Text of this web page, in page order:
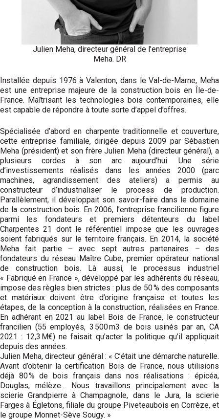
Julien Meha, directeur général de l’entreprise
Meha. DR
Installée depuis 1976 à Valenton, dans le Val-de-Marne, Meha
est une entreprise majeure de la construction bois en Île-de-
France. Maîtrisant les technologies bois contemporaines, elle
est capable de répondre à toute sorte d’appel d’offres.
Spécialisée d’abord en charpente traditionnelle et couverture,
cette entreprise familiale, dirigée depuis 2009 par Sébastien
Meha (président) et son frère Julien Meha (directeur général), a
plusieurs cordes à son arc aujourd’hui. Une série
d’investissements réalisés dans les années 2000 (parc
machines, agrandissement des ateliers) a permis au
constructeur d’industrialiser le process de production.
Parallèlement, il développait son savoir-faire dans le domaine
de la construction bois. En 2006, l’entreprise francilienne figure
parmi les fondateurs et premiers détenteurs du label
Charpentes 21 dont le référentiel impose que les ouvrages
soient fabriqués sur le territoire français. En 2014, la société
Meha fait partie – avec sept autres partenaires – des
fondateurs du réseau Maître Cube, premier opérateur national
de construction bois. Là aussi, le processus industriel
« Fabriqué en France », développé par les adhérents du réseau,
impose des règles bien strictes : plus de 50 % des composants
et matériaux doivent être d’origine française et toutes les
étapes, de la conception à la construction, réalisées en France.
En adhérant en 2021 au label Bois de France, le constructeur
francilien (55 employés, 3 500 m3 de bois usinés par an, CA
2021 : 12,3 M€) ne faisait qu’acter la politique qu’il appliquait
depuis des années.
Julien Meha, directeur général : « C’était une démarche naturelle.
Avant d’obtenir la certification Bois de France, nous utilisions
déjà 80 % de bois français dans nos réalisations : épicéa,
Douglas, mélèze… Nous travaillons principalement avec la
scierie Grandpierre à Champagnole, dans le Jura, la scierie
Farges à Égletons, filiale du groupe Piveteaubois en Corrèze, et
le groupe Monnet-Sève Sougy. »